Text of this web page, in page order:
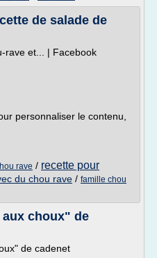
de salade de
rave et... | Facebook
personnaliser le contenu,
rave / recette pour
du chou rave / famille chou
aux choux" de
de cadenet